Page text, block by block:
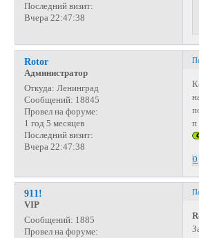
Последний визит:
Вчера 22:47:38
Rotor
Администратор
Откуда: Ленинград
Сообщений: 18845
Провел на форуме:
1 год 5 месяцев
Последний визит:
Вчера 22:47:38
п
0
911!
VIP
Сообщений: 1885
Провел на форуме: